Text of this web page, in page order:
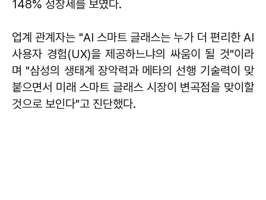
148% 성장세를 보였다.
업계 관계자는 "AI 스마트 글래스는 누가 더 편리한 AI
사용자 경험(UX)을 제공하느냐의 싸움이 될 것"이라
며 "삼성의 생태계 장악력과 메타의 선행 기술력이 맞
붙으면서 미래 스마트 글래스 시장이 변곡점을 맞이할
것으로 보인다"고 진단했다.